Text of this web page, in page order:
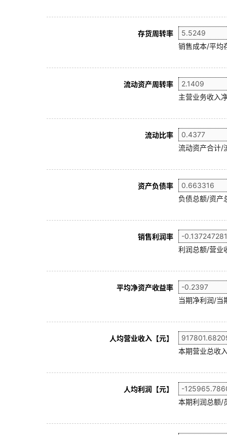
存货周转率
销售成本/平均
流动资产周转率
主营业务收入
流动比率
流动资产合计/
资产负债率
负债总额/资产
销售利润率
利润总额/营业
平均净资产收益率
当期净利润/当
人均营业收入【元】
本期营业总收
人均利润【元】
本期利润总额/